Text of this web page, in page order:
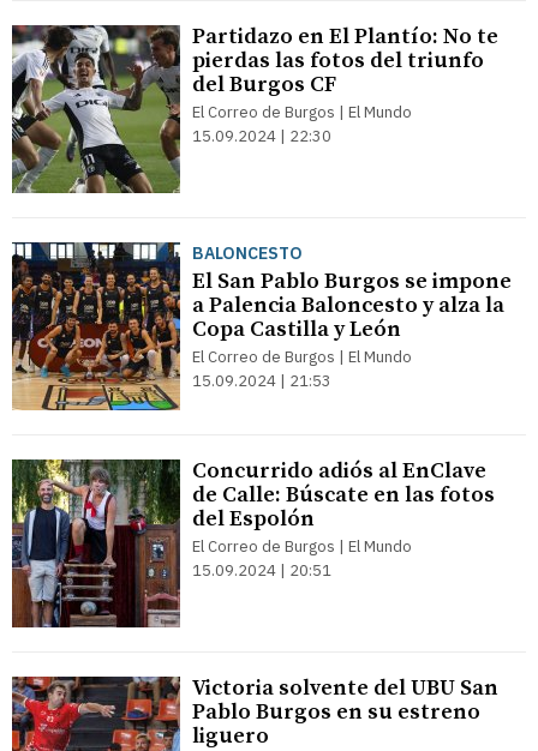
Partidazo en El Plantío: No te
pierdas las fotos del triunfo
del Burgos CF
El Correo de Burgos | El Mundo
15.09.2024 | 22:30
BALONCESTO
El San Pablo Burgos se impone
a Palencia Baloncesto y alza la
Copa Castilla y León
El Correo de Burgos | El Mundo
15.09.2024 | 21:53
Concurrido adiós al EnClave
de Calle: Búscate en las fotos
del Espolón
El Correo de Burgos | El Mundo
15.09.2024 | 20:51
Victoria solvente del UBU San
Pablo Burgos en su estreno
liguero